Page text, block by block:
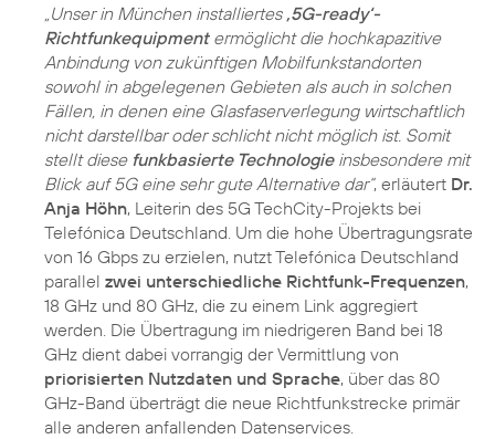
„Unser in München installiertes ‚5G-ready‘-
Richtfunkequipmentermöglicht die hochkapazitive
Anbindung von zukünftigen Mobilfunkstandorten
sowohl in abgelegenen Gebieten als auch in solchen
Fällen, in denen eine Glasfaserverlegung wirtschaftlich
nicht darstellbar oder schlicht nicht möglich ist. Somit
stellt diese funkbasierte Technologieinsbesondere mit
Blick auf 5G eine sehr gute Alternative dar“, erläutert Dr.
Anja Höhn, Leiterin des 5G TechCity-Projekts bei
Telefónica Deutschland. Um die hohe Übertragungsrate
von 16 Gbps zu erzielen, nutzt Telefónica Deutschland
parallel zwei unterschiedliche Richtfunk-Frequenzen,
18 GHz und 80 GHz, die zu einem Link aggregiert
werden. Die Übertragung im niedrigeren Band bei 18
GHz dient dabei vorrangig der Vermittlung von
priorisierten Nutzdaten und Sprache, über das 80
GHz-Band überträgt die neue Richtfunkstrecke primär
alle anderen anfallenden Datenservices.